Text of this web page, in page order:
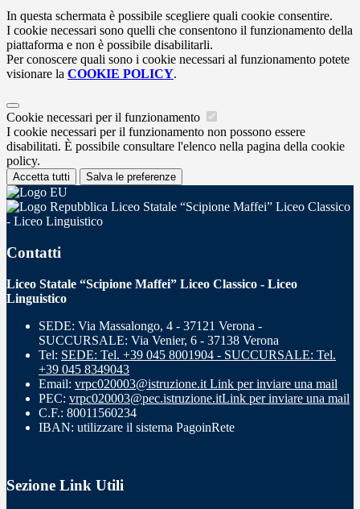
In questa schermata è possibile scegliere quali cookie consentire.
I cookie necessari sono quelli che consentono il funzionamento della
piattaforma e non è possibile disabilitarli.
Per conoscere quali sono i cookie necessari al funzionamento potete
visionare la COOKIE POLICY.
Cookie necessari per il funzionamento
I cookie necessari per il funzionamento non possono essere
disabilitati. È possibile consultare l'elenco nella pagina della cookie
policy.
Accetta tutti Salva le preferenze
Liceo Statale “Scipione Maffei” Liceo Classico
- Liceo Linguistico
Contatti
Liceo Statale “Scipione Maffei” Liceo Classico - Liceo
Linguistico
SEDE: Via Massalongo, 4 - 37121 Verona -
SUCCURSALE: Via Venier, 6 - 37138 Verona
Tel: SEDE: Tel. +39 045 8001904 - SUCCURSALE: Tel.
+39 045 8349043
Email: vrpc020003@istruzione.it Link per inviare una mail
PEC: vrpc020003@pec.istruzione.itLink per inviare una mail
C.F.: 80011560234
IBAN: utilizzare il sistema PagoinRete
Sezione Link Utili